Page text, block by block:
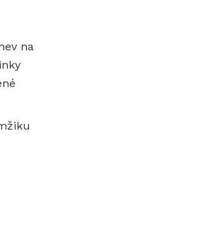
na